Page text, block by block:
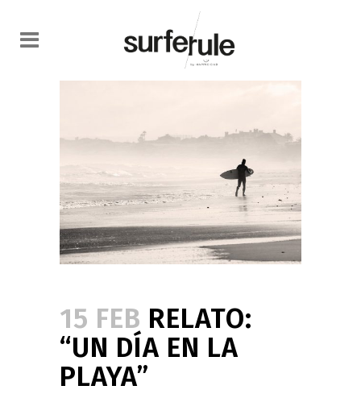
15 FEB RELATO:
“UN DÍA EN LA
PLAYA”